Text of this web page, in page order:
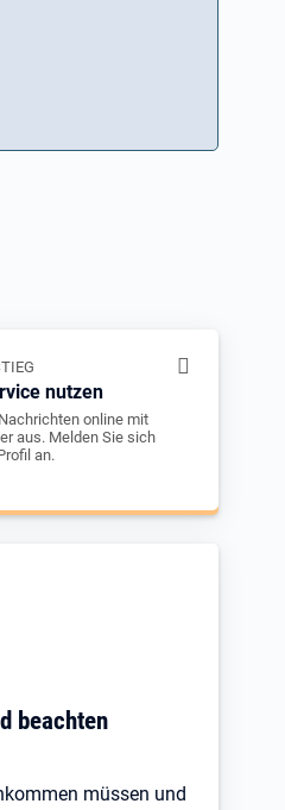
nutzen
online mit
aus. Melden Sie sich
an.
beachten
müssen und